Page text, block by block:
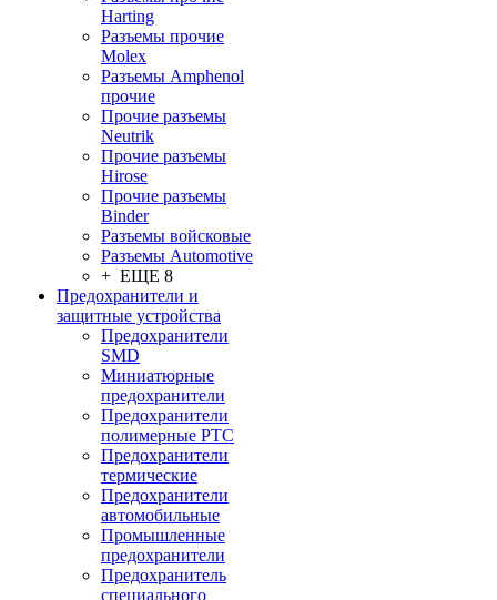
Harting
Разъемы прочие
Molex
Разъемы Amphenol
прочие
Прочие разъемы
Neutrik
Прочие разъемы
Hirose
Прочие разъемы
Binder
Разъемы войсковые
Разъeмы Automotive
+ ЕЩЕ 8
Предохранители и
защитные устройства
Предохранители
SMD
Миниатюрные
предохранители
Предохранители
полимерные PTC
Предохранители
термические
Предохранители
автомобильные
Промышленные
предохранители
Предохранитель
специального